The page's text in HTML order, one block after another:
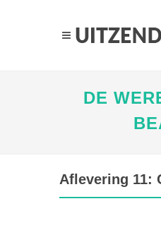
DE
Aflevering 11: